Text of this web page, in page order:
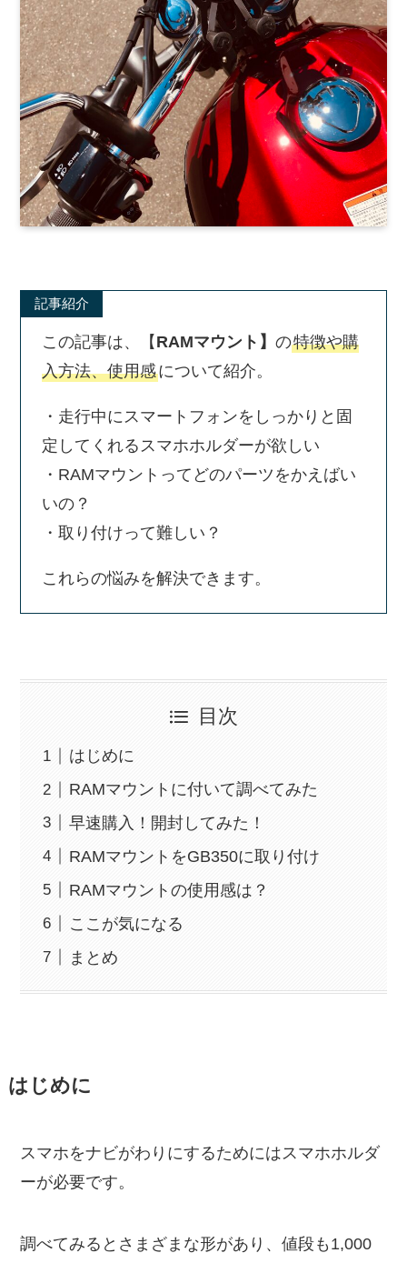
記事紹介
この記事は、【 RAMマウント】 の特徴や購
入方法、使用感について紹介。
・走行中にスマートフォンをしっかりと固
定してくれるスマホホルダーが欲しい
・RAMマウントってどのパーツをかえばい
いの？
・取り付けって難しい？
これらの悩みを解決できます。
目次
はじめに
RAMマウントに付いて調べてみた
早速購入！開封してみた！
RAMマウントをGB350に取り付け
RAMマウントの使用感は？
ここが気になる
まとめ
はじめに
スマホをナビがわりにするためにはスマホホルダ
ーが必要です。
調べてみるとさまざまな形があり、値段も1,000